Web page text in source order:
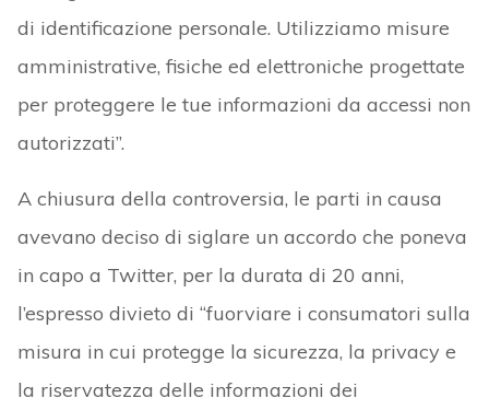
di identificazione personale. Utilizziamo misure
amministrative, fisiche ed elettroniche progettate
per proteggere le tue informazioni da accessi non
autorizzati”.
A chiusura della controversia, le parti in causa
avevano deciso di siglare un accordo che poneva
in capo a Twitter, per la durata di 20 anni,
l’espresso divieto di “fuorviare i consumatori sulla
misura in cui protegge la sicurezza, la privacy e
la riservatezza delle informazioni dei